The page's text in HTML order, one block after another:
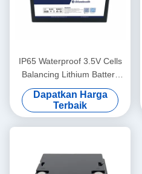
IP65 Waterproof 3.5V Cells
Balancing Lithium Battery
12V100Ah Baterai Surya
Lithium
Dapatkan Harga
Terbaik